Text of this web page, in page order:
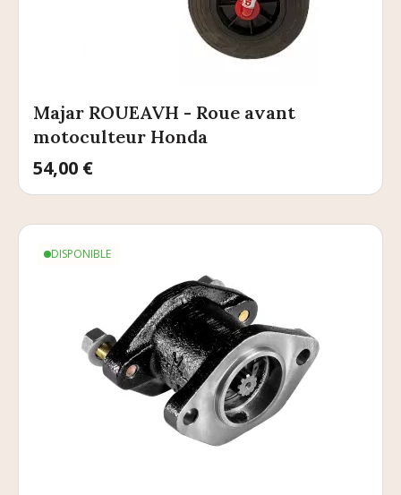
Majar ROUEAVH - Roue avant
motoculteur Honda
Prix
54,00 €
DISPONIBLE